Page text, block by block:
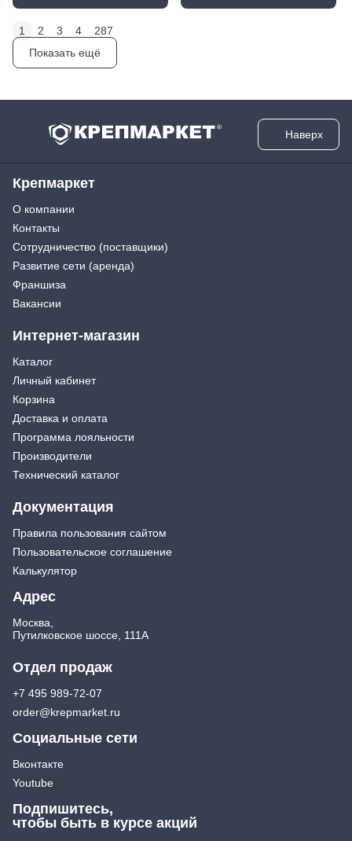
1 2 3 4
287
Показать ещё
Наверх
Крепмаркет
О компании
Контакты
Сотрудничество (поставщики)
Развитие сети (аренда)
Франшиза
Вакансии
Интернет-магазин
Каталог
Личный кабинет
Корзина
Доставка и оплата
Программа лояльности
Производители
Технический каталог
Документация
Правила пользования сайтом
Пользовательское соглашение
Калькулятор
Адрес
Москва,
Путилковское шоссе, 111А
Отдел продаж
+7 495 989-72-07
order@krepmarket.ru
Социальные сети
Вконтакте
Youtube
Подпишитесь,
чтобы быть в курсе акций